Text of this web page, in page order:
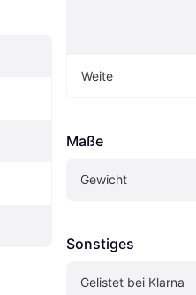
Weite
Maße
Gewicht
Sonstiges
Gelistet bei Klarna